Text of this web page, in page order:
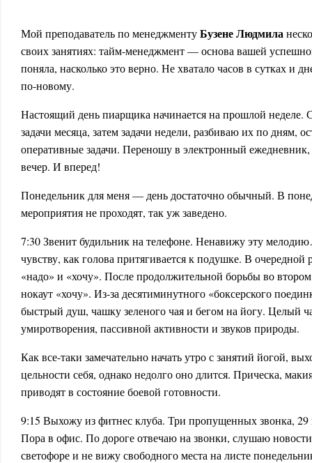
Мой преподаватель по менеджментуБузене Людмила
своих занятиях: тайм-менеджмент — основа вашей
поняла, насколько это верно. Не хватало часов в сутках и
по-новому.
Настоящий день пиарщика начинается на прошлой
задачи месяца, затем задачи недели, разбиваю их по дням,
оперативные задачи. Переношу в электронный
вечер. И вперед!
Понедельник для меня — день достаточно обычный. В
мероприятия не проходят, так уж заведено.
7:30 Звенит будильник на телефоне. Ненавижу эту
чувству, как голова притягивается к подушке. В очередной
«надо» и «хочу». После продолжительной борьбы во
нокаут «хочу». Из-за десятиминутного «боксерского
быстрый душ, чашку зеленого чая и бегом на йогу. Целый
умиротворения, пассивной активности и звуков природы.
Как все-таки замечательно начать утро с занятий йогой,
цельности себя, однако недолго оно длится. Прическа,
приводят в состояние боевой готовности.
9:15 Выхожу из фитнес клуба. Три пропущенных звонка, 29
Пора в офис. По дороге отвечаю на звонки, слушаю
светофоре и не вижу свободного места на листе